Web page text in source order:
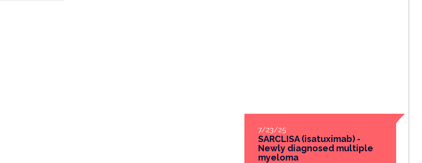
7/23/25
SARCLISA (isatuximab) -
Newly diagnosed multiple
myeloma